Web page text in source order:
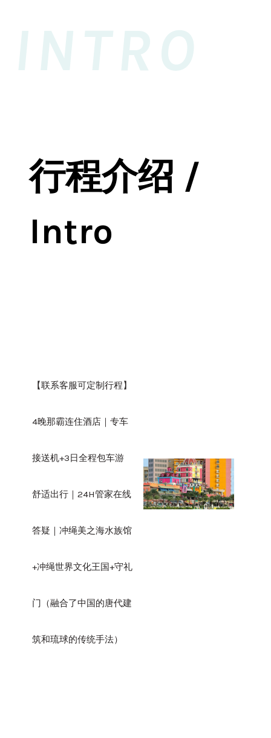
INTRO
行程介绍 /
Intro
【联系客服可定制行程】
4晚那霸连住酒店｜专车
接送机+3日全程包车游
舒适出行｜24H管家在线
答疑｜冲绳美之海水族馆
+冲绳世界文化王国+守礼
门（融合了中国的唐代建
筑和琉球的传统手法）